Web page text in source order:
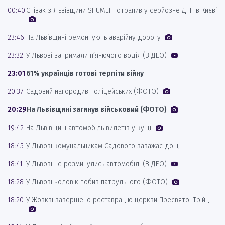
00:40 Співак з Львівщини SHUMEI потрапив у серйозне ДТП в Києві
23:46 На Львівщині ремонтують аварійну дорогу
23:32 У Львові затримали п’янючого водія (ВІДЕО)
23:01 61% українців готові терпіти війну
20:37 Садовий нагородив поліцейських (ФОТО)
20:29На Львівщині загинув військовий (ФОТО)
19:42 На Львівщині автомобіль вилетів у кущі
18:45 У Львові комунальникам Садового заважає дощ
18:41 У Львові не розминулись автомобілі (ВІДЕО)
18:28 У Львові чоловік побив патрульного (ФОТО)
18:20 У Жовкві завершено реставрацію церкви Пресвятої Трійці